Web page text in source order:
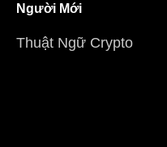
Người Mới
Thuật Ngữ Crypto